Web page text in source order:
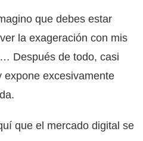
que debes estar
la exageración con mis
Después de todo, casi
expone excesivamente
que el mercado digital se